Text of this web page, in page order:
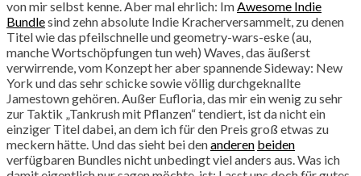
von mir selbst kenne. Aber mal ehrlich: Im Awesome Indie
Bundlesind zehn absolute Indie Kracherversammelt, zu denen
Titel wie das pfeilschnelle und geometry-wars-eske (au,
manche Wortschöpfungen tun weh) Waves, das äußerst
verwirrende, vom Konzept her aber spannende Sideway: New
York und das sehr schicke sowie völlig durchgeknallte
Jamestown gehören. Außer Eufloria, das mir ein wenig zu sehr
zur Taktik „Tankrush mit Pflanzen“ tendiert, ist da nicht ein
einziger Titel dabei, an dem ich für den Preis groß etwas zu
meckern hätte. Und das sieht bei denanderen beiden
verfügbaren Bundles nicht unbedingt viel anders aus. Was ich